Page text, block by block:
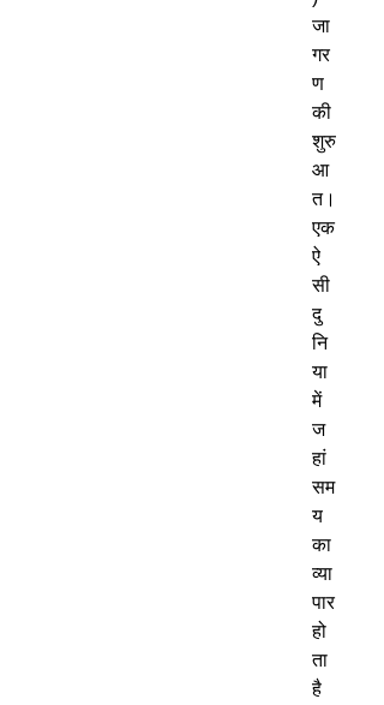
जा
गर
ण
की
शुरु
आ
त।
एक
ऐ
सी
दु
नि
या
में
ज
हां
सम
य
का
व्या
पार
हो
ता
है